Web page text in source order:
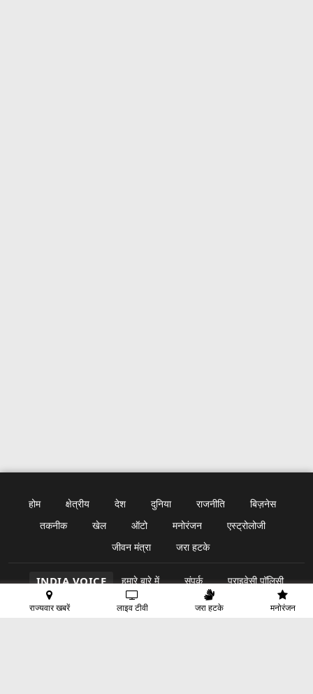
राज्यवार खबरें लाइव टीवी जरा हटके मनोरंजन
होम क्षेत्रीय देश दुनिया राजनीति
बिज़नेस
तकनीक
खेल ऑटो मनोरंजन
एस्ट्रोलोजी
जीवन मंत्रा
जरा हटके
INDIA VOICE हमारे बारे में संपर्क प्राइवेसी पॉलिसी
© Copyright India Voice2024. All rights reserved.